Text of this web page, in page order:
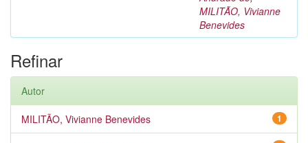
MILITÃO, Vivianne
Benevides
Refinar
Autor
1
MILITÃO, Vivianne Benevides